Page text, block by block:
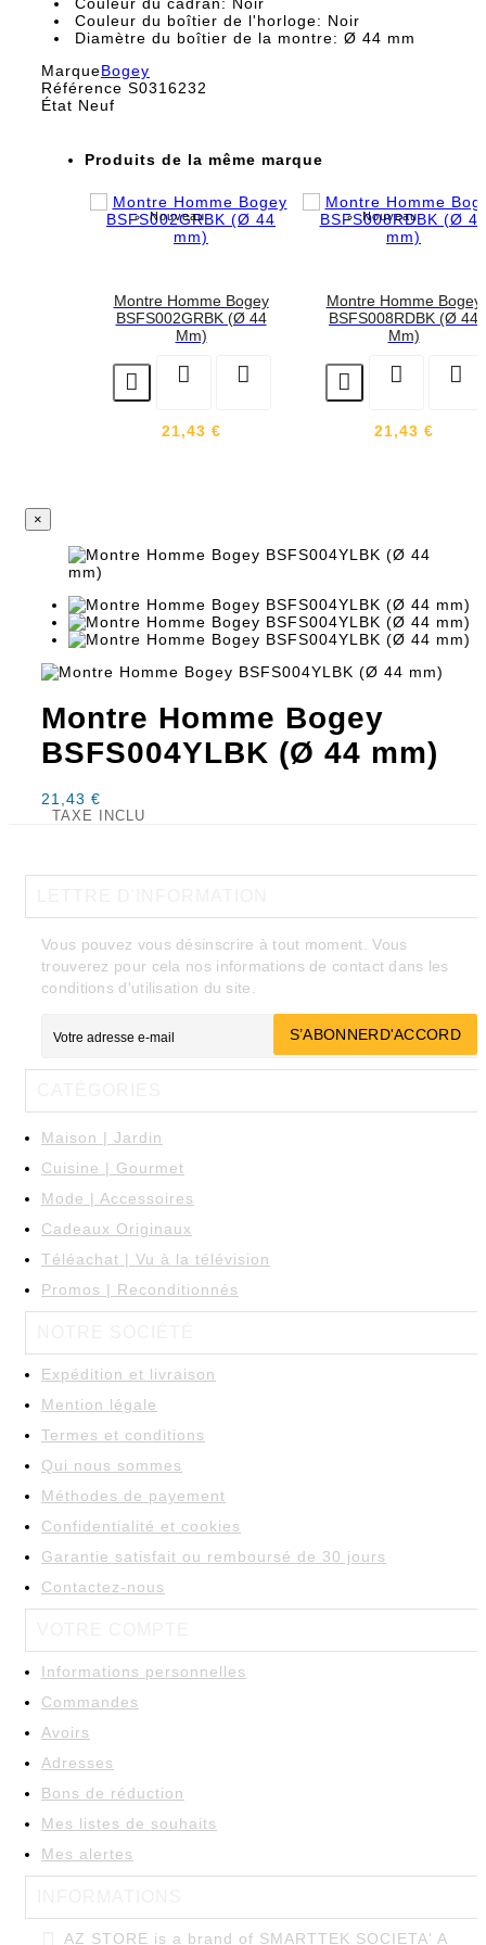
Couleur du boîtier de l'horloge: Noir
Diamètre du boîtier de la montre: Ø 44 mm
MarqueBogey
Référence S0316232
État Neuf
Produits de la même marque
Nouveau
Montre Homme Bogey
BSFS002GRBK (Ø 44
Mm)
  
21,43 €
Nouveau
Montre Homme Bogey
BSFS008RDBK (Ø 44
Mm)
  
21,43 €
×
Montre Homme Bogey
BSFS004YLBK (Ø 44 mm)
21,43 €
TAXE INCLU
Vous pouvez vous désinscrire à tout moment. Vous
trouverez pour cela nos informations de contact dans les
conditions d'utilisation du site.
S’ABONNERD'ACCORD
Maison | Jardin
Cuisine | Gourmet
Mode | Accessoires
Cadeaux Originaux
Téléachat | Vu à la télévision
Promos | Reconditionnés
Expédition et livraison
Mention légale
Termes et conditions
Qui nous sommes
Méthodes de payement
Confidentialité et cookies
Garantie satisfait ou remboursé de 30 jours
Contactez-nous
Informations personnelles
Commandes
Avoirs
Adresses
Bons de réduction
Mes listes de souhaits
Mes alertes
AZ STORE is a brand of SMARTTEK SOCIETA' A